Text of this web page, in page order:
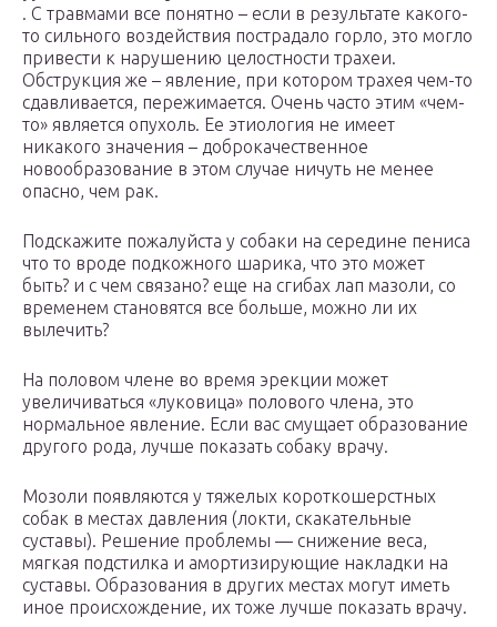
. С травмами все понятно – если в результате какого-
то сильного воздействия пострадало горло, это могло
привести к нарушению целостности трахеи.
Обструкция же – явление, при котором трахея чем-то
сдавливается, пережимается. Очень часто этим «чем-
то» является опухоль. Ее этиология не имеет
никакого значения – доброкачественное
новообразование в этом случае ничуть не менее
опасно, чем рак.
Подскажите пожалуйста у собаки на середине пениса
что то вроде подкожного шарика, что это может
быть? и с чем связано? еще на сгибах лап мазоли, со
временем становятся все больше, можно ли их
вылечить?
На половом члене во время эрекции может
увеличиваться «луковица» полового члена, это
нормальное явление. Если вас смущает образование
другого рода, лучше показать собаку врачу.
Мозоли появляются у тяжелых короткошерстных
собак в местах давления (локти, скакательные
суставы). Решение проблемы — снижение веса,
мягкая подстилка и амортизирующие накладки на
суставы. Образования в других местах могут иметь
иное происхождение, их тоже лучше показать врачу.